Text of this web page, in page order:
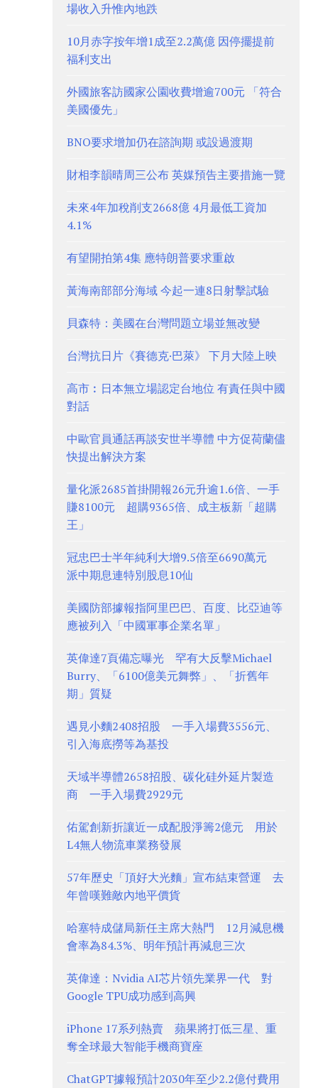
場收入升惟內地跌
10月赤字按年增1成至2.2萬億 因停擺提前
福利支出
外國旅客訪國家公園收費增逾700元 「符合
美國優先」
BNO要求增加仍在諮詢期 或設過渡期
財相李韻晴周三公布 英媒預告主要措施一覽
未來4年加稅削支2668億 4月最低工資加
4.1%
有望開拍第4集 應特朗普要求重啟
黃海南部部分海域 今起一連8日射擊試驗
貝森特：美國在台灣問題立場並無改變
台灣抗日片《賽德克·巴萊》 下月大陸上映
高市︰日本無立場認定台地位 有責任與中國
對話
中歐官員通話再談安世半導體 中方促荷蘭儘
快提出解決方案
量化派2685首掛開報26元升逾1.6倍、一手
賺8100元 超購9365倍、成主板新「超購
王」
冠忠巴士半年純利大增9.5倍至6690萬元
派中期息連特別股息10仙
美國防部據報指阿里巴巴、百度、比亞迪等
應被列入「中國軍事企業名單」
英偉達7頁備忘曝光 罕有大反擊Michael
Burry、「6100億美元舞弊」、「折舊年
期」質疑
遇見小麵2408招股 一手入場費3556元、
引入海底撈等為基投
天域半導體2658招股、碳化硅外延片製造
商 一手入場費2929元
佑駕創新折讓近一成配股淨籌2億元 用於
L4無人物流車業務發展
57年歷史「頂好大光麵」宣布結束營運 去
年曾嘆難敵內地平價貨
哈塞特成儲局新任主席大熱門 12月減息機
會率為84.3%、明年預計再減息三次
英偉達：Nvidia AI芯片領先業界一代 對
Google TPU成功感到高興
iPhone 17系列熱賣 蘋果將打低三星、重
奪全球最大智能手機商寶座
ChatGPT據報預計2030年至少2.2億付費用